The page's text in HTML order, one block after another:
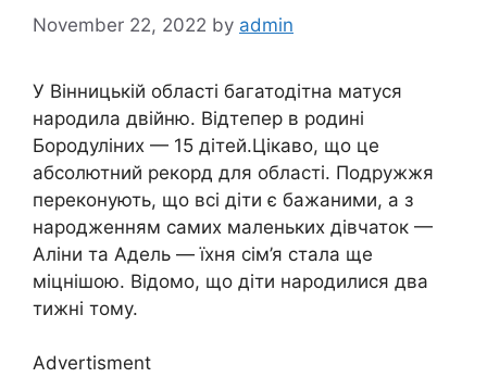
November 22, 2022 by admin
У Вінницькій області багатодітна матуся
народила двійню. Відтепер в родині
Бородуліних — 15 дітей.Цікаво, що це
абсолютний рекорд для області. Подружжя
переконують, що всі діти є бажаними, а з
народженням самих маленьких дівчаток —
Аліни та Адель — їхня сім’я стала ще
міцнішою. Відомо, що діти народилися два
тижні тому.
Advertisment